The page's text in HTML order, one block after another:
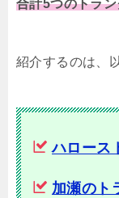
合計5つのトラ
紹介するのは、
ハロース
加瀬のト